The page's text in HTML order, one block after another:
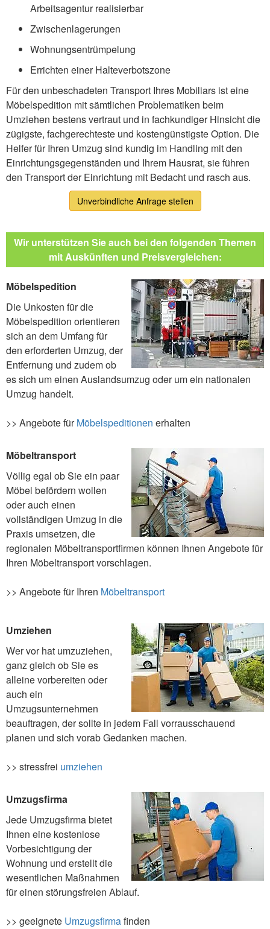
Arbeitsagentur realisierbar
Zwischenlagerungen
Wohnungsentrümpelung
Errichten einer Halteverbotszone
Für den unbeschadeten Transport Ihres Mobiliars ist eine
Möbelspedition mit sämtlichen Problematiken beim
Umziehen bestens vertraut und in fachkundiger Hinsicht die
zügigste, fachgerechteste und kostengünstigste Option. Die
Helfer für Ihren Umzug sind kundig im Handling mit den
Einrichtungsgegenständen und Ihrem Hausrat, sie führen
den Transport der Einrichtung mit Bedacht und rasch aus.
Unverbindliche Anfrage stellen
Wir unterstützen Sie auch bei den folgenden Themen
mit Auskünften und Preisvergleichen:
Möbelspedition
Die Unkosten für die
Möbelspedition orientieren
sich an dem Umfang für
den erforderten Umzug, der
Entfernung und zudem ob
es sich um einen Auslandsumzug oder um ein nationalen
Umzug handelt.
>> Angebote fürMöbelspeditionen erhalten
Möbeltransport
Völlig egal ob Sie ein paar
Möbel befördern wollen
oder auch einen
vollständigen Umzug in die
Praxis umsetzen, die
regionalen Möbeltransportfirmen können Ihnen Angebote für
Ihren Möbeltransport vorschlagen.
>> Angebote für Ihren Möbeltransport
Umziehen
Wer vor hat umzuziehen,
ganz gleich ob Sie es
alleine vorbereiten oder
auch ein
Umzugsunternehmen
beauftragen, der sollte in jedem Fall vorrausschauend
planen und sich vorab Gedanken machen.
>> stressfrei umziehen
Umzugsfirma
Jede Umzugsfirma bietet
Ihnen eine kostenlose
Vorbesichtigung der
Wohnung und erstellt die
wesentlichen Maßnahmen
für einen störungsfreien Ablauf.
>> geeignete Umzugsfirmafinden